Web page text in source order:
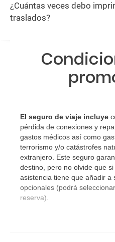
¿Cuántas veces debo
traslados?
El seguro de viaje incluye
pérdida de conexiones y
gastos médicos así como
terrorismo y/o catástrofes
extranjero. Este seguro
destino, pero no olvide que
asistencia tiene que añadir a
opcionales (podrá
reserva).